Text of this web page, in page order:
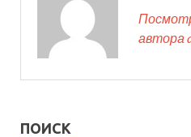
автора
ПОИСК